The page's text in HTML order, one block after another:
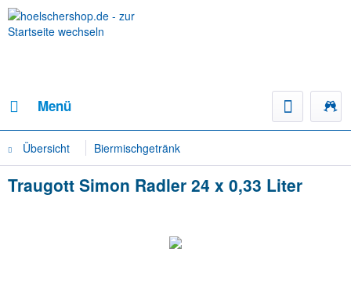
Menü
Übersicht Biermischgetränk
Traugott Simon Radler 24 x 0,33 Liter